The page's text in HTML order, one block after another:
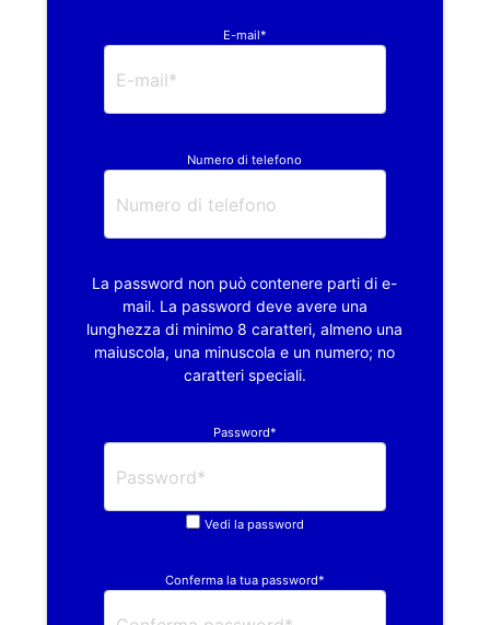
E-mail*
Numero di telefono
La password non può contenere parti di e-
mail. La password deve avere una
lunghezza di minimo 8 caratteri, almeno una
maiuscola, una minuscola e un numero; no
caratteri speciali.
Password*
Vedi la password
Conferma la tua password*